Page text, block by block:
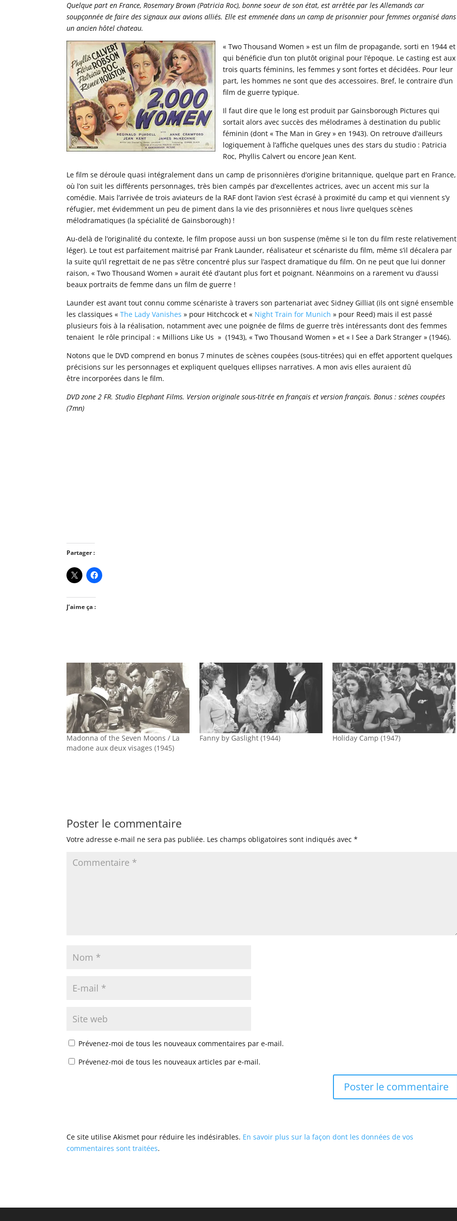
Quelque part en France, Rosemary Brown (Patricia Roc), bonne soeur de son état, est arrêtée par les Allemands car
soupçonnée de faire des signaux aux avions alliés. Elle est emmenée dans un camp de prisonnier pour femmes organisé dans
un ancien hôtel chateau.
« Two Thousand Women » est un film de propagande, sorti en 1944 et
qui bénéficie d’un ton plutôt original pour l’époque. Le casting est aux
trois quarts féminins, les femmes y sont fortes et décidées. Pour leur
part, les hommes ne sont que des accessoires. Bref, le contraire d’un
film de guerre typique.
Il faut dire que le long est produit par Gainsborough Pictures qui
sortait alors avec succès des mélodrames à destination du public
féminin (dont « The Man in Grey » en 1943). On retrouve d’ailleurs
logiquement à l’affiche quelques unes des stars du studio : Patricia
Roc, Phyllis Calvert ou encore Jean Kent.
Le film se déroule quasi intégralement dans un camp de prisonnières d’origine britannique, quelque part en France,
où l’on suit les différents personnages, très bien campés par d’excellentes actrices, avec un accent mis sur la
comédie. Mais l’arrivée de trois aviateurs de la RAF dont l’avion s’est écrasé à proximité du camp et qui viennent s’y
réfugier, met évidemment un peu de piment dans la vie des prisonnières et nous livre quelques scènes
mélodramatiques (la spécialité de Gainsborough) !
Au-delà de l’originalité du contexte, le film propose aussi un bon suspense (même si le ton du film reste relativement
léger). Le tout est parfaitement maitrisé par Frank Launder, réalisateur et scénariste du film, même s’il décalera par
la suite qu’il regrettait de ne pas s’être concentré plus sur l’aspect dramatique du film. On ne peut que lui donner
raison, « Two Thousand Women » aurait été d’autant plus fort et poignant. Néanmoins on a rarement vu d’aussi
beaux portraits de femme dans un film de guerre !
Launder est avant tout connu comme scénariste à travers son partenariat avec Sidney Gilliat (ils ont signé ensemble
les classiques «The Lady Vanishes » pour Hitchcock et « Night Train for Munich » pour Reed) mais il est passé
plusieurs fois à la réalisation, notamment avec une poignée de films de guerre très intéressants dont des femmes
tenaient le rôle principal : « Millions Like Us » (1943), « Two Thousand Women » et « I See a Dark Stranger » (1946).
Notons que le DVD comprend en bonus 7 minutes de scènes coupées (sous-titrées) qui en effet apportent quelques
précisions sur les personnages et expliquent quelques ellipses narratives. A mon avis elles auraient dû
être incorporées dans le film.
DVD zone 2 FR. Studio Elephant Films. Version originale sous-titrée en français et version français. Bonus : scènes coupées
(7mn)
Partager :
J’aime ça :
Madonna of the Seven Moons / La
madone aux deux visages (1945)
Fanny by Gaslight (1944) Holiday Camp (1947)
Poster le commentaire
Votre adresse e-mail ne sera pas publiée. Les champs obligatoires sont indiqués avec*
Prévenez-moi de tous les nouveaux commentaires par e-mail.
Prévenez-moi de tous les nouveaux articles par e-mail.
Ce site utilise Akismet pour réduire les indésirables. En savoir plus sur la façon dont les données de vos
commentaires sont traitées.